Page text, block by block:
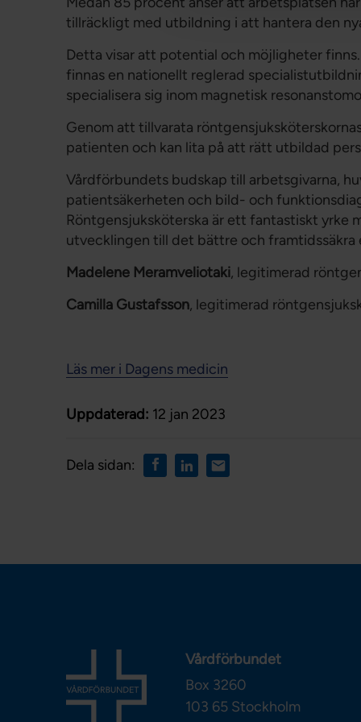
tillräckligt med utbildning i att hantera den
Detta visar att potential och möjligheter
finnas en nationellt reglerad
specialisera sig inom magnetisk
Genom att tillvarata
patienten och kan lita på att rätt utbildad
Vårdförbundets budskap till arbetsgivarna,
patientsäkerheten och bild- och
Röntgensjuksköterska är ett fantastiskt yrke
utvecklingen till det bättre och framtidssäkra
Madelene Meramveliotaki, legitimerad
Camilla Gustafsson, legitimerad
Läs mer i Dagens medicin
Uppdaterad: 12 jan 2023
Dela sidan:
Vårdförbundet
Box 3260
103 65 Stockholm